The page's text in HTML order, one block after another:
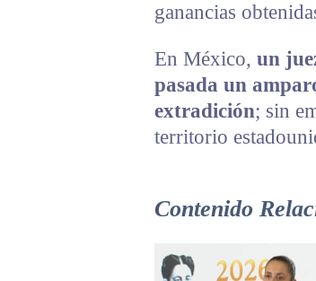
ganancias
En México, un
pasada un
extradición; sin
territorio
Contenido